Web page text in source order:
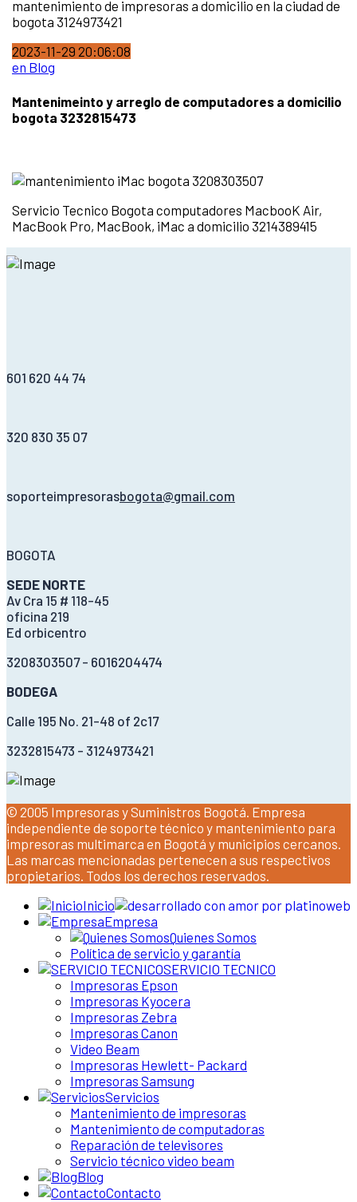
mantenimiento de impresoras a domicilio en la ciudad de
bogota 3124973421
2023-11-29 20:06:08
en Blog
Mantenimeinto y arreglo de computadores a domicilio
bogota 3232815473
Servicio Tecnico Bogota computadores MacbooK Air,
MacBook Pro, MacBook, iMac a domicilio 3214389415
601 620 44 74
320 830 35 07
soporteimpresorasbogota@gmail.com
BOGOTA
SEDE NORTE
Av Cra 15 # 118-45
oficina 219
Ed orbicentro
3208303507 - 6016204474
BODEGA
Calle 195 No. 21-48 of 2c17
3232815473 - 3124973421
© 2005 Impresoras y Suministros Bogotá. Empresa
independiente de soporte técnico y mantenimiento para
impresoras multimarca en Bogotá y municipios cercanos.
Las marcas mencionadas pertenecen a sus respectivos
propietarios. Todos los derechos reservados.
Inicio
Empresa
Quienes Somos
Política de servicio y garantía
SERVICIO TECNICO
Impresoras Epson
Impresoras Kyocera
Impresoras Zebra
Impresoras Canon
Video Beam
Impresoras Hewlett- Packard
Impresoras Samsung
Servicios
Mantenimiento de impresoras
Mantenimiento de computadoras
Reparación de televisores
Servicio técnico video beam
Blog
Contacto